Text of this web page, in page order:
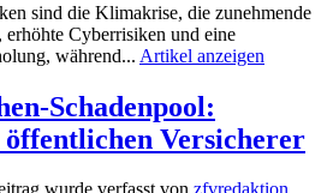
sind die Klimakrise, die zunehmende
erhöhte Cyberrisiken und eine
während... Artikel anzeigen
Schadenpool:
Versicherer